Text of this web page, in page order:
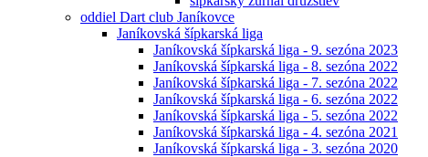
oddiel Dart club Janíkovce
Janíkovská šípkarská liga
Janíkovská šípkarská liga - 9. sezóna 2023
Janíkovská šípkarská liga - 8. sezóna 2022
Janíkovská šípkarská liga - 7. sezóna 2022
Janíkovská šípkarská liga - 6. sezóna 2022
Janíkovská šípkarská liga - 5. sezóna 2022
Janíkovská šípkarská liga - 4. sezóna 2021
Janíkovská šípkarská liga - 3. sezóna 2020